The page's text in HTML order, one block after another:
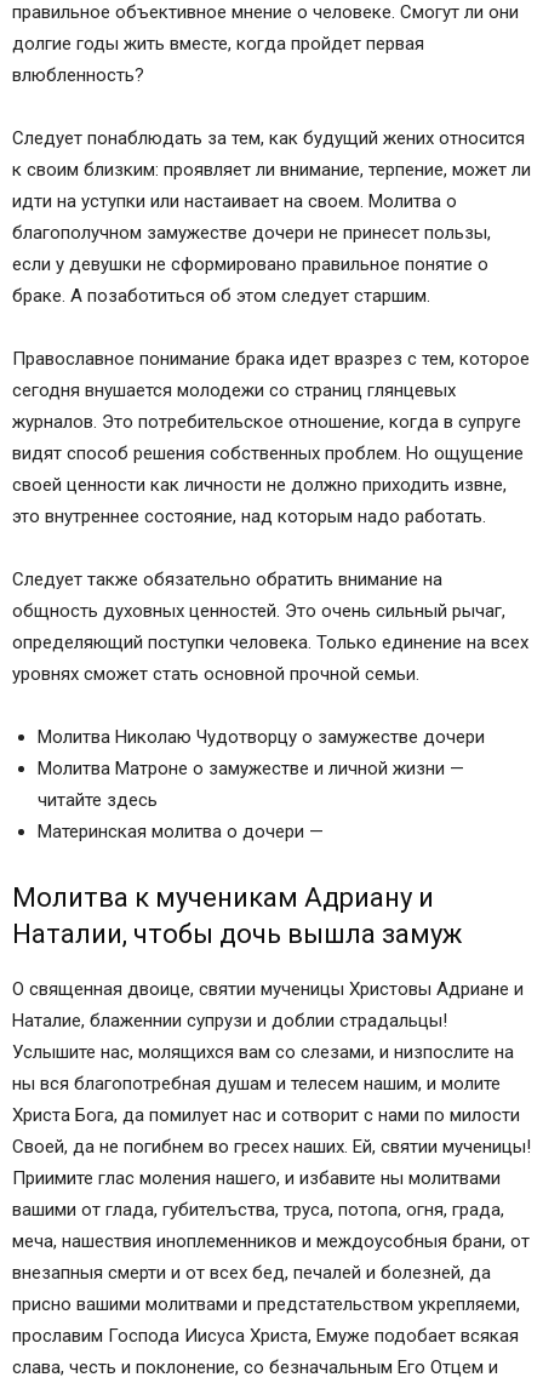
правильное объективное мнение о человеке. Смогут ли они
долгие годы жить вместе, когда пройдет первая
влюбленность?
Следует понаблюдать за тем, как будущий жених относится
к своим близким: проявляет ли внимание, терпение, может ли
идти на уступки или настаивает на своем. Молитва о
благополучном замужестве дочери не принесет пользы,
если у девушки не сформировано правильное понятие о
браке. А позаботиться об этом следует старшим.
Православное понимание брака идет вразрез с тем, которое
сегодня внушается молодежи со страниц глянцевых
журналов. Это потребительское отношение, когда в супруге
видят способ решения собственных проблем. Но ощущение
своей ценности как личности не должно приходить извне,
это внутреннее состояние, над которым надо работать.
Следует также обязательно обратить внимание на
общность духовных ценностей. Это очень сильный рычаг,
определяющий поступки человека. Только единение на всех
уровнях сможет стать основной прочной семьи.
Молитва Николаю Чудотворцу о замужестве дочери
Молитва Матроне о замужестве и личной жизни —
читайте здесь
Материнская молитва о дочери —
Молитва к мученикам Адриану и
Наталии, чтобы дочь вышла замуж
О священная двоице, святии мученицы Христовы Адриане и
Наталие, блаженнии супрузи и доблии страдальцы!
Услышите нас, молящихся вам со слезами, и низпослите на
ны вся благопотребная душам и телесем нашим, и молите
Христа Бога, да помилует нас и сотворит с нами по милости
Своей, да не погибнем во гресех наших. Ей, святии мученицы!
Приимите глас моления нашего, и избавите ны молитвами
вашими от глада, губителъства, труса, потопа, огня, града,
меча, нашествия иноплеменников и междоусобныя брани, от
внезапныя смерти и от всех бед, печалей и болезней, да
присно вашими молитвами и предстательством укрепляеми,
прославим Господа Иисуса Христа, Емуже подобает всякая
слава, честь и поклонение, со безначальным Его Отцем и